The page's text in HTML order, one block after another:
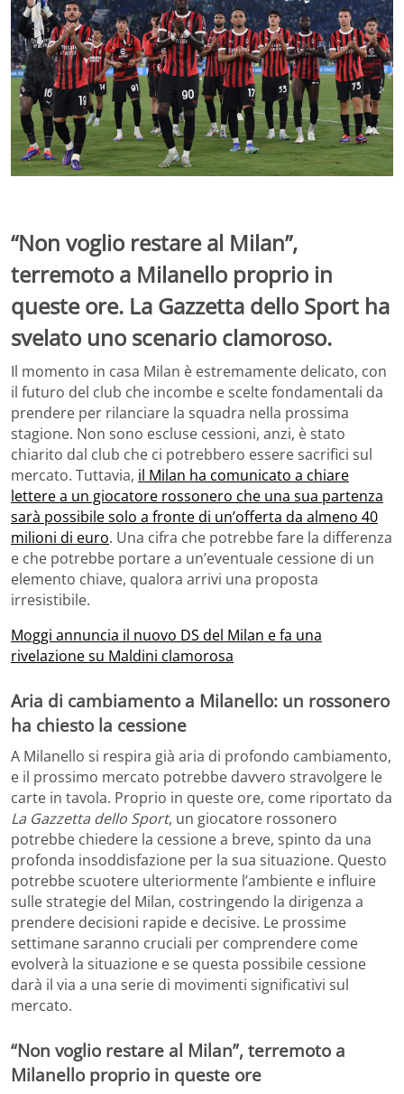
“Non voglio restare al Milan”,
terremoto a Milanello proprio in
queste ore. La Gazzetta dello Sport ha
svelato uno scenario clamoroso.
Il momento in casa Milan è estremamente delicato, con
il futuro del club che incombe e scelte fondamentali da
prendere per rilanciare la squadra nella prossima
stagione. Non sono escluse cessioni, anzi, è stato
chiarito dal club che ci potrebbero essere sacrifici sul
mercato. Tuttavia, il Milan ha comunicato a chiare
lettere a un giocatore rossonero che una sua partenza
sarà possibile solo a fronte di un’offerta da almeno 40
milioni di euro. Una cifra che potrebbe fare la differenza
e che potrebbe portare a un’eventuale cessione di un
elemento chiave, qualora arrivi una proposta
irresistibile.
Moggi annuncia il nuovo DS del Milan e fa una
rivelazione su Maldini clamorosa
Aria di cambiamento a Milanello: un rossonero
ha chiesto la cessione
A Milanello si respira già aria di profondo cambiamento,
e il prossimo mercato potrebbe davvero stravolgere le
carte in tavola. Proprio in queste ore, come riportato da
La Gazzetta dello Sport, un giocatore rossonero
potrebbe chiedere la cessione a breve, spinto da una
profonda insoddisfazione per la sua situazione. Questo
potrebbe scuotere ulteriormente l’ambiente e influire
sulle strategie del Milan, costringendo la dirigenza a
prendere decisioni rapide e decisive. Le prossime
settimane saranno cruciali per comprendere come
evolverà la situazione e se questa possibile cessione
darà il via a una serie di movimenti significativi sul
mercato.
“Non voglio restare al Milan”, terremoto a
Milanello proprio in queste ore